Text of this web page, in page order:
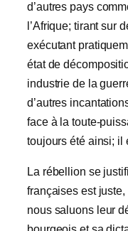
d’autres pays
l’Afrique; tirant sur
exécutant
état de
industrie de la
d’autres
face à la toute-
toujours été ainsi; il
La rébellion se
françaises est
nous saluons leur